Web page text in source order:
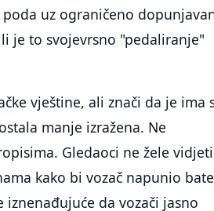
uz ograničeno
je to svojevrsno "pedaliranje"
vještine, ali znači da je ima
manje izražena. Ne
Gledaoci ne žele vidjeti
kako bi vozač napunio
da vozači jasno